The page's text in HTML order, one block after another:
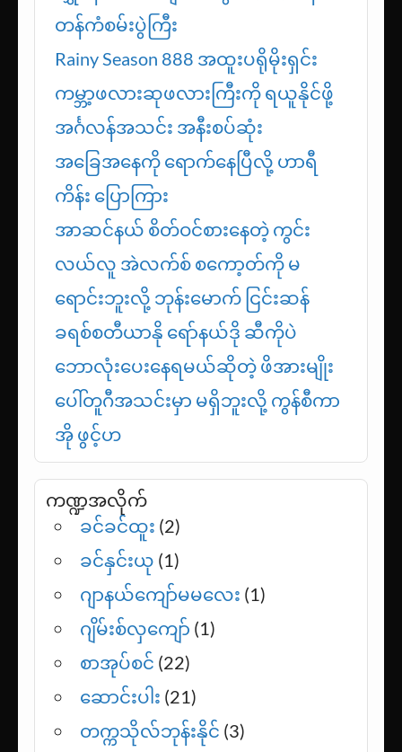
တန်ကံစမ်းပွဲကြီး
Rainy Season 888 အထူးပရိုမိုးရှင်း
ကမ္ဘာ့ဖလားဆုဖလားကြီးကို ရယူနိုင်ဖို့
အင်္ဂလန်အသင်း အနီးစပ်ဆုံး
အခြေအနေကို ရောက်နေပြီလို့ ဟာရီ
ကိန်း ပြောကြား
အာဆင်နယ် စိတ်ဝင်စားနေတဲ့ ကွင်း
လယ်လူ အဲလက်စ် စကော့တ်ကို မ
ရောင်းဘူးလို့ ဘုန်းမောက် ငြင်းဆန်
ခရစ်စတီယာနို ရော်နယ်ဒို ဆီကိုပဲ
ဘောလုံးပေးနေရမယ်ဆိုတဲ့ ဖိအားမျိုး
ပေါ်တူဂီအသင်းမှာ မရှိဘူးလို့ ကွန်စီကာ
အို ဖွင့်ဟ
ကဏ္ဍအလိုက်
ခင်ခင်ထူး (2)
ခင်နှင်းယု (1)
ဂျာနယ်ကျော်မမလေး (1)
ဂျိမ်းစ်လှကျော် (1)
စာအုပ်စင် (22)
ဆောင်းပါး (21)
တက္ကသိုလ်ဘုန်းနိုင် (3)